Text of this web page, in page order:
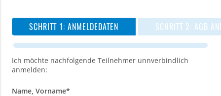
ANMELDEDATEN AGB
Ich möchte nachfolgende Teilnehmer unnverbindlich
anmelden:
Name, Vorname*